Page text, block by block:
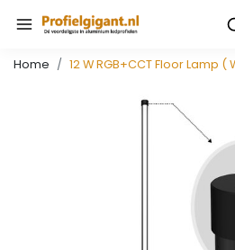
Home 12 W RGB+CCT Floor Lamp (